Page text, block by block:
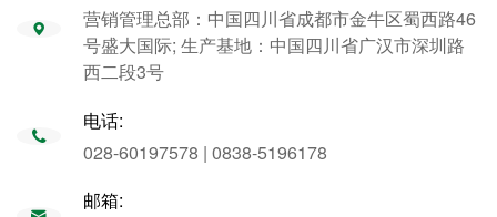
营销管理总部：中国四川省成都市金牛区蜀西路46
号盛大国际; 生产基地：中国四川省广汉市深圳路
西二段3号
电话:
028-60197578 | 0838-5196178
邮箱: